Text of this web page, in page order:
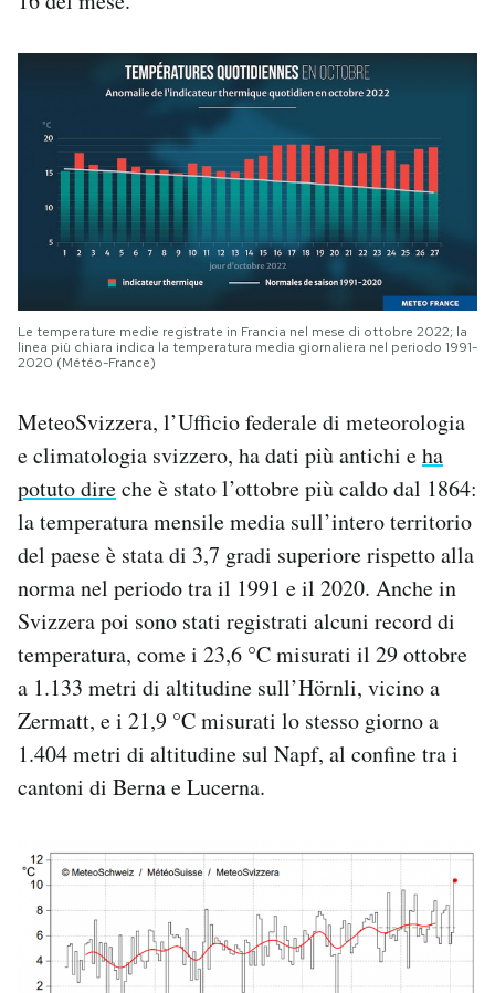
Le temperature medie registrate in Francia nel mese di ottobre 2022; la
linea più chiara indica la temperatura media giornaliera nel periodo 1991-
2020 (Météo-France)
MeteoSvizzera, l’Ufficio federale di meteorologia
e climatologia svizzero, ha dati più antichi eha
potuto direche è stato l’ottobre più caldo dal 1864:
la temperatura mensile media sull’intero territorio
del paese è stata di 3,7 gradi superiore rispetto alla
norma nel periodo tra il 1991 e il 2020. Anche in
Svizzera poi sono stati registrati alcuni record di
temperatura, come i 23,6 °C misurati il 29 ottobre
a 1.133 metri di altitudine sull’Hörnli, vicino a
Zermatt, e i 21,9 °C misurati lo stesso giorno a
1.404 metri di altitudine sul Napf, al confine tra i
cantoni di Berna e Lucerna.